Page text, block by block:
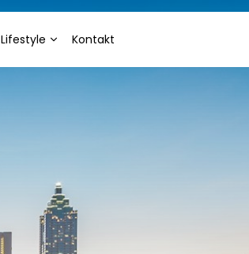
Lifestyle
Kultura/Sztuka
Motoryzacja
Zoologia/Rolnictwo/Leśnictwo
Kontakt